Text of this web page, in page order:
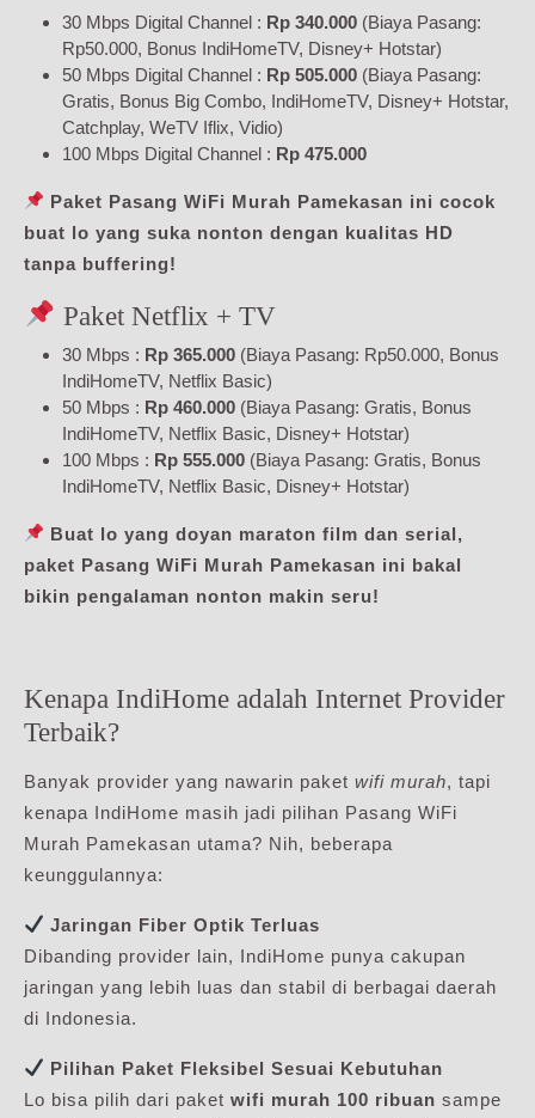
30 Mbps Digital Channel : Rp 340.000 (Biaya Pasang:
Rp50.000, Bonus IndiHomeTV, Disney+ Hotstar)
50 Mbps Digital Channel : Rp 505.000 (Biaya Pasang:
Gratis, Bonus Big Combo, IndiHomeTV, Disney+ Hotstar,
Catchplay, WeTV Iflix, Vidio)
100 Mbps Digital Channel : Rp 475.000
Paket Pasang WiFi Murah Pamekasan ini cocok
buat lo yang suka nonton dengan kualitas HD
tanpa buffering!
Paket Netflix + TV
30 Mbps : Rp 365.000 (Biaya Pasang: Rp50.000, Bonus
IndiHomeTV, Netflix Basic)
50 Mbps : Rp 460.000 (Biaya Pasang: Gratis, Bonus
IndiHomeTV, Netflix Basic, Disney+ Hotstar)
100 Mbps : Rp 555.000 (Biaya Pasang: Gratis, Bonus
IndiHomeTV, Netflix Basic, Disney+ Hotstar)
Buat lo yang doyan maraton film dan serial,
paket Pasang WiFi Murah Pamekasan ini bakal
bikin pengalaman nonton makin seru!
Kenapa IndiHome adalah Internet Provider
Terbaik?
Banyak provider yang nawarin paket wifi murah, tapi
kenapa IndiHome masih jadi pilihan Pasang WiFi
Murah Pamekasan utama? Nih, beberapa
keunggulannya:
Jaringan Fiber Optik Terluas
Dibanding provider lain, IndiHome punya cakupan
jaringan yang lebih luas dan stabil di berbagai daerah
di Indonesia.
Pilihan Paket Fleksibel Sesuai Kebutuhan
Lo bisa pilih dari paket wifi murah 100 ribuan sampe